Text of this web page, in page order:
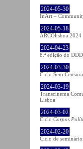
2024-05-30
InArt –
2024-05-18
ARCOlisboa
2024-04-23
8.ª edição do
2024-03-30
Ciclo Sem
2024-03-19
Transcinema
Lisboa
2024-03-02
Ciclo Corpos
2024-02-20
Ciclo de